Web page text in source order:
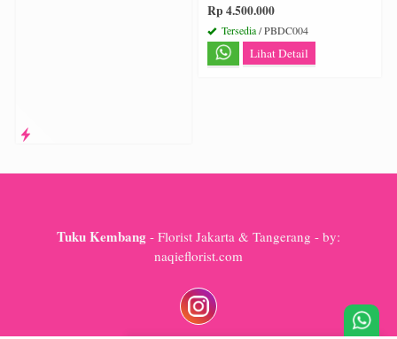
Rp 4.500.000
Tersedia/ PBDC004
Lihat Detail
Tuku Kembang - Florist Jakarta & Tangerang - by:
naqieflorist.com